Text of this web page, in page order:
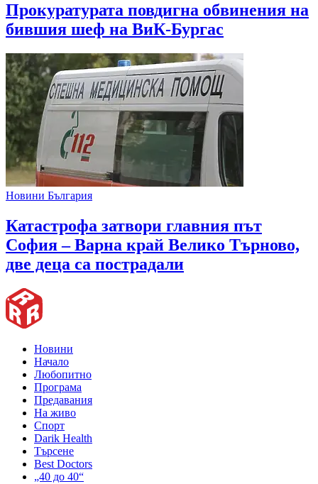
Прокуратурата повдигна обвинения на
бившия шеф на ВиК-Бургас
Новини България
Катастрофа затвори главния път
София – Варна край Велико Търново,
две деца са пострадали
Новини
Начало
Любопитно
Програма
Предавания
На живо
Спорт
Darik Health
Търсене
Best Doctors
„40 до 40“